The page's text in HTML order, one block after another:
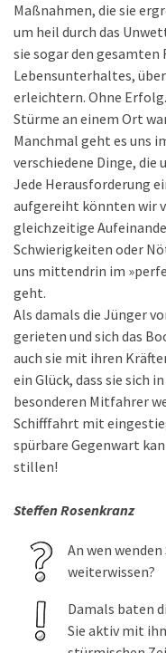
Maßnahmen, die sie
um heil durch das
sie sogar den gesamten
Lebensunterhaltes,
erleichtern. Ohne
Stürme an einem Ort
Manchmal geht es uns
verschiedene Dinge, die
Jede Herausforderung
aufgereiht könnten wir
gleichzeitige
Schwierigkeiten oder
uns mittendrin im
geht.
Als damals die Jünger
gerieten und sich das
auch sie mit ihren
ein Glück, dass sie sich
besonderen Mitfahrer
Schifffahrt mit
spürbare Gegenwart
stillen!
Steffen Rosenkranz
An wen
weiterwissen?
Damals baten
Sie aktiv mit